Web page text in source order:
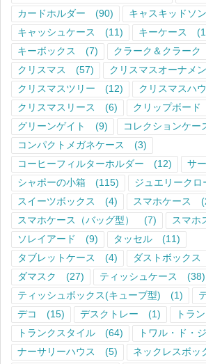
カードホルダー
(90) キャスキッドソン
キャッシュケース
(11) キーケース
キーボックス
(7) クラーク＆クラーク
クリスマス
(57) クリスマスオーナメ
クリスマスツリー
(12) クリスマスハ
クリスマスリース
(6) クリップボード
グリーンゲイト
(9) コレクションケー
コンパクトメガネケース
(3)
コーヒーフィルターホルダー
(12) サ
シャポーの小箱
(115) ジュエリークロ
スイーツボックス
(4) スマホケース
スマホケース（バッグ型）
(7) スマホ
ソレイアード
(9) タッセル
(11)
タブレットケース
(4) ダストボックス
ダマスク
(27) ティッシュケース
(38)
ティッシュボックス(キューブ型)
(1)
デコ
(15) デスクトレー (1) トラ
トランクスタイル
(64) トワル・ド・
ナーサリーハウス
(5) ネックレスボッ